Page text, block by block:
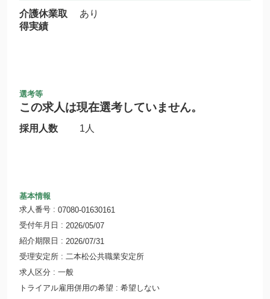
介護休業取
得実績
あり
選考等
この求人は現在選考していません。
採用人数 1人
基本情報
求人番号
07080-01630161
受付年月日
2026/05/07
紹介期限日
2026/07/31
受理安定所
二本松公共職業安定所
求人区分
一般
トライアル雇用併用の希望
希望しない